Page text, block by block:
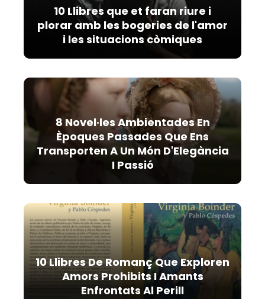
10 Llibres que et faran riure i
plorar amb les bogeries de l'amor
i les situacions còmiques
8 Novel·les Ambientades En
Èpoques Passades Que Ens
Transporten A Un Món D'Elegància
I Passió
10 Llibres De Romanç Que Exploren
Amors Prohibits I Amants
Enfrontats Al Perill